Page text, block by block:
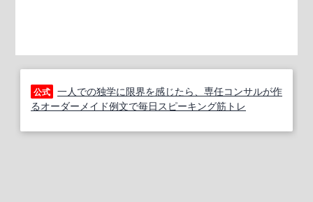
公式 一人での独学に限界を感じたら、専任コンサルが作
るオーダーメイド例文で毎日スピーキング筋トレ